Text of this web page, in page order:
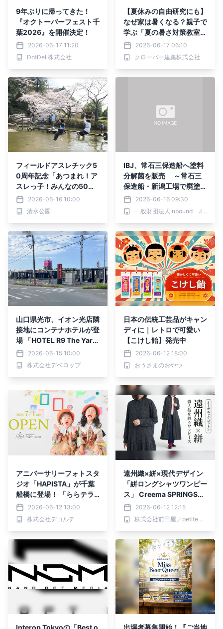
9年ぶりに帰ってきた！
『オクトーバーフェスト千
葉2026』を開催決定！
2026-06-17 11:20
DotDeli株式会社
【夏休みの自由研究にも】
なぜ家は暑くなる？親子で
学ぶ「夏の暑さ対策教室」
イベント6/28開催｜木更
津
2026-06-17 06:10
クローバー建築株式会社
フィールドアスレチック5
0周年記念「あつまれ！ア
スレっ子！みんなの50
年！」思い出写真大募集
2026-06-16 10:00
清水公園
IBJ、常石三保造船へ塗料
分解菌を販売 ～常石三
保造船・新潟工場で廃塗料
の資源化を開始～
2026-06-16 09:30
一般財団法人Inbound Japan 微生物応用研究所
山口県光市、イオン光店隣
接地にコンテナホテルが登
場 「HOTEL R9 The Yard
光」が2026年7月12日
(日)開業！
2026-06-15 10:00
株式会社デベロップ
日本の伝統工芸品がキャン
ディに｜レトロで可愛い
【こけし飴】発売中
2026-06-12 18:00
おうさまのおやつ
アニバーサリーフォトスタ
ジオ「HAPISTA」が千葉
船橋に登場！ 「ららテラ
スTOKYO-BAY」に7月1
日オープン
2026-06-12 13:00
株式会社デコルテ
遠州織×絣×現代デザイン
「絣ロングシャツワンピー
ス」 Creema SPRINGSで
初プロジェクト始動
2026-06-12 12:15
株式会社前田屋／petitemaman（プチママン）
Interop Tokyoの「Best o
出場者募集開始！『ご当地